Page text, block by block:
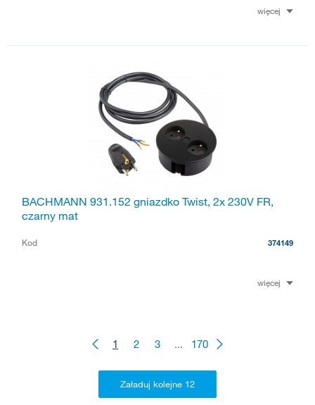
więcej
BACHMANN 931.152 gniazdko Twist, 2x 230V FR,
czarny mat
Kod 374149
więcej
1 2 3 ... 170